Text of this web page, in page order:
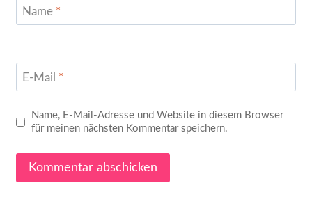
Name *
E-Mail *
Name, E-Mail-Adresse und Website in diesem Browser
für meinen nächsten Kommentar speichern.